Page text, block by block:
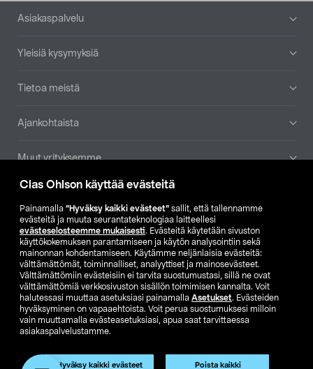
Clas Ohlson käyttää evästeitä
Painamalla ”Hyväksy kaikki evästeet” sallit, että tallennamme
evästeitä ja muuta seurantateknologiaa laitteellesi
evästeselosteemme mukaisesti. Evästeitä käytetään sivuston
käyttökokemuksen parantamiseen ja käytön analysointiin sekä
mainonnan kohdentamiseen. Käytämme neljänlaisia evästeitä:
välttämättömät, toiminnalliset, analyyttiset ja mainosevästeet.
Välttämättömiin evästeisiin ei tarvita suostumustasi, sillä ne ovat
välttämättömiä verkkosivuston sisällön toimimisen kannalta. Voit
halutessasi muuttaa asetuksiasi painamalla Asetukset. Evästeiden
hyväksyminen on vapaaehtoista. Voit perua suostumuksesi milloin
vain muuttamalla evästeasetuksiasi, apua saat tarvittaessa
asiakaspalvelustamme.
Hyväksy kaikki evästeet Poista kaikki
Tuote on poistunut
Alatunniste
Asiakaspalvelu
Yleisiä kysymyksiä
Tietoa meistä
Ajankohtaista
Muut yrityksemme
Etsi myymälä
SE NO FI
FI SV
Näytä hinnat ilman ALV:a